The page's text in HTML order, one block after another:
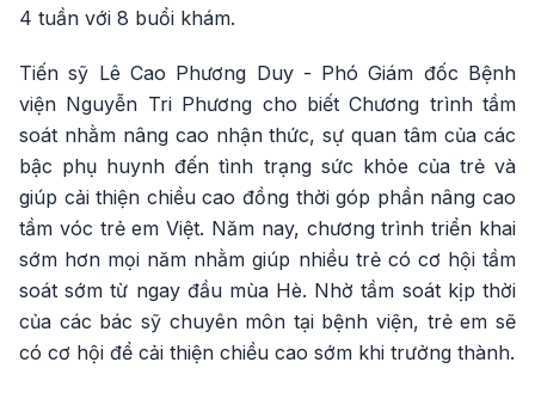
4 tuần với 8 buổi khám.
Tiến sỹ Lê Cao Phương Duy - Phó Giám đốc Bệnh
viện Nguyễn Tri Phương cho biết Chương trình tầm
soát nhằm nâng cao nhận thức, sự quan tâm của các
bậc phụ huynh đến tình trạng sức khỏe của trẻ và
giúp cải thiện chiều cao đồng thời góp phần nâng cao
tầm vóc trẻ em Việt. Năm nay, chương trình triển khai
sớm hơn mọi năm nhằm giúp nhiều trẻ có cơ hội tầm
soát sớm từ ngay đầu mùa Hè. Nhờ tầm soát kịp thời
của các bác sỹ chuyên môn tại bệnh viện, trẻ em sẽ
có cơ hội để cải thiện chiều cao sớm khi trưởng thành.